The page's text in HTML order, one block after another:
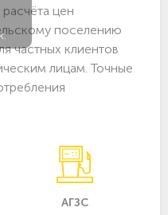
цен
поселению
частных клиентов
лицам. Точные
АГЗС